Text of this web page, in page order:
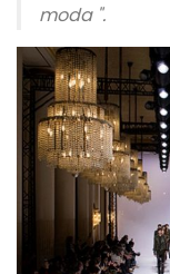
moda ".